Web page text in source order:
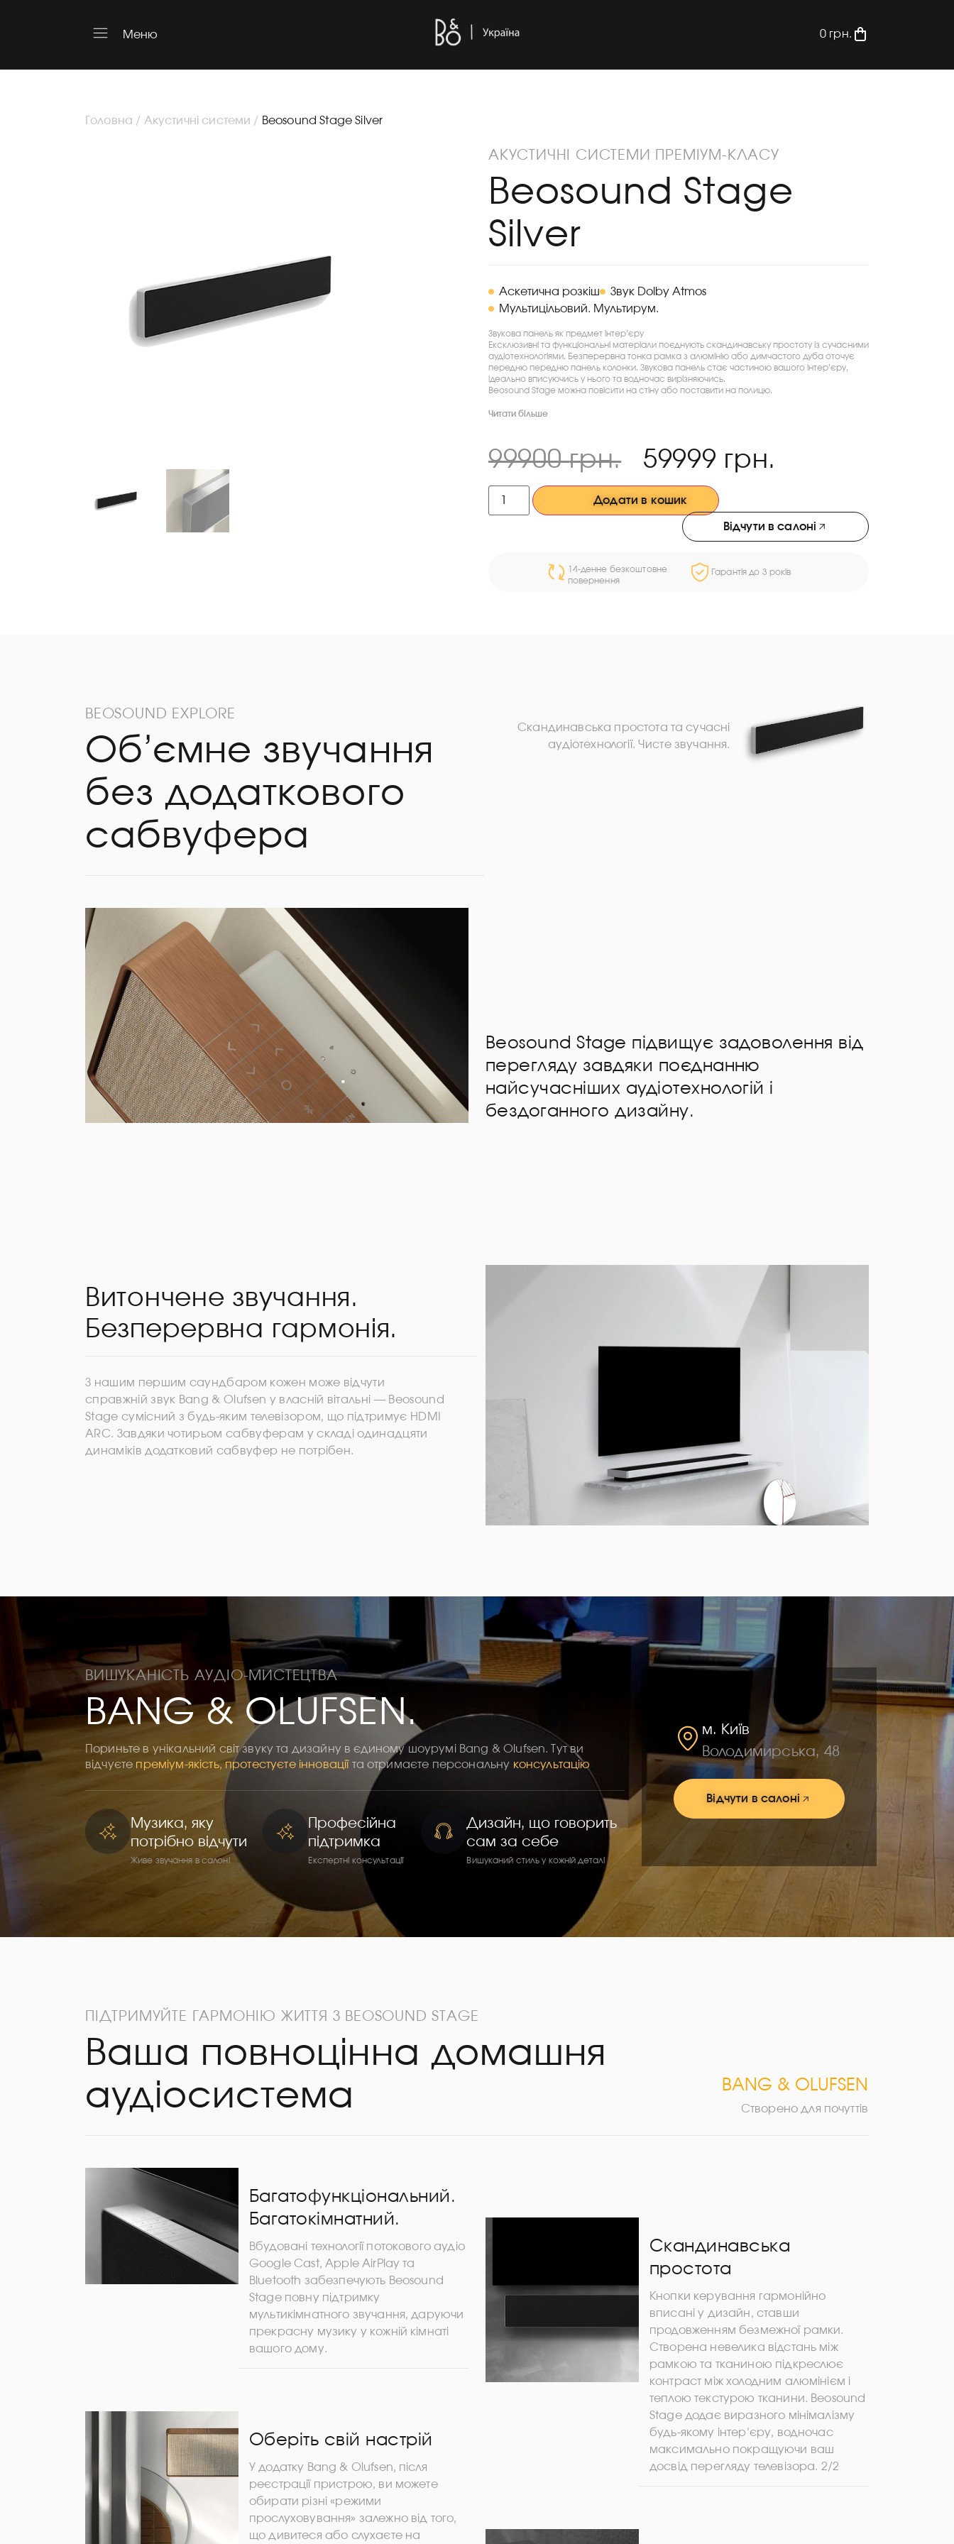
Меню 0 грн.
Головна / Акустичні системи / Beosound Stage Silver
АКУСТИЧНІ СИСТЕМИ ПРЕМІУМ-КЛАСУ
Beosound Stage
Silver
Аскетична розкіш
Звук Dolby Atmos
Мультицільовий. Мультирум.
Звукова панель як предмет інтер’єру
Ексклюзивні та функціональні матеріали поєднують скандинавську простоту із сучасними
аудіотехнологіями. Безперервна тонка рамка з алюмінію або димчастого дуба оточує
передню передню панель колонки. Звукова панель стає частиною вашого інтер’єру,
ідеально вписуючись у нього та водночас вирізняючись.
Beosound Stage можна повісити на стіну або поставити на полицю.
Читати більше
99900грн. 59999 грн.
Додати в кошик
Відчути в салоні
14-денне безкоштовне
повернення
Гарантія до 3 років
BEOSOUND EXPLORE
Об’ємне звучання
без додаткового
сабвуфера
Скандинавська простота та сучасні
аудіотехнології. Чисте звучання.
Beosound Stage підвищує задоволення від
перегляду завдяки поєднанню
найсучасніших аудіотехнологій і
бездоганного дизайну.
Витончене звучання.
Безперервна гармонія.
З нашим першим саундбаром кожен може відчути
справжній звук Bang & Olufsen у власній вітальні — Beosound
Stage сумісний з будь-яким телевізором, що підтримує HDMI
ARC. Завдяки чотирьом сабвуферам у складі одинадцяти
динаміків додатковий сабвуфер не потрібен.
ВИШУКАНІСТЬ АУДІО-МИСТЕЦТВА
BANG & OLUFSEN.
Пориньте в унікальний світ звуку та дизайну в єдиному шоурумі Bang & Olufsen. Тут ви
відчуєте преміум-якість, протестуєте інноваціїта отримаєте персональну консультацію
Музика, яку
потрібно відчути
Живе звучання в салоні
Професійна
підтримка
Експертні консультації
Дизайн, що говорить
сам за себе
Вишуканий стиль у кожній деталі
м. Київ
Володимирська, 48
Відчути в салоні
ПІДТРИМУЙТЕ ГАРМОНІЮ ЖИТТЯ З BEOSOUND STAGE
Ваша повноцінна домашня
аудіосистема
BANG & OLUFSEN
Створено для почуттів
Багатофункціональний.
Багатокімнатний.
Вбудовані технології потокового аудіо
Google Cast, Apple AirPlay та
Bluetooth забезпечують Beosound
Stage повну підтримку
мультикімнатного звучання, даруючи
прекрасну музику у кожній кімнаті
вашого дому.
Оберіть свій настрій
У додатку Bang & Olufsen, після
реєстрації пристрою, ви можете
обирати різні «режими
прослуховування» залежно від того,
що дивитеся або слухаєте на
Скандинавська
простота
Кнопки керування гармонійно
вписані у дизайн, ставши
продовженням безмежної рамки.
Створена невелика відстань між
рамкою та тканиною підкреслює
контраст між холодним алюмінієм і
теплою текстурою тканини. Beosound
Stage додає виразного мінімалізму
будь-якому інтер’єру, водночас
максимально покращуючи ваш
досвід перегляду телевізора. 2/2